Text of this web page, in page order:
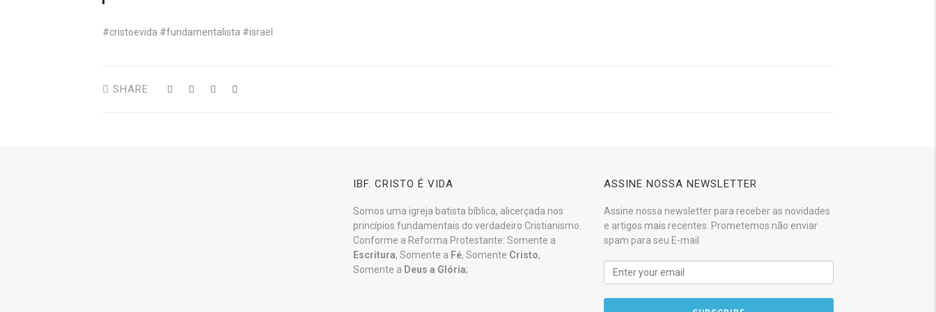
#cristoevida #fundamentalista #israel
SHARE
IBF. CRISTO É VIDA
Somos uma igreja batista bíblica, alicerçada nos
princípios fundamentais do verdadeiro Cristianismo.
Conforme a Reforma Protestante: Somente a
Escritura, Somente a Fé, Somente Cristo,
Somente a Deus a Glória;
ASSINE NOSSA NEWSLETTER
Assine nossa newsletter para receber as novidades
e artigos mais recentes. Prometemos não enviar
spam para seu E-mail